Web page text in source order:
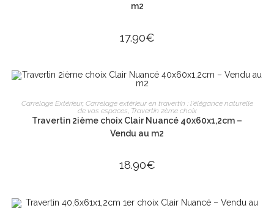
m2
17.90€
AJOUTER AU PANIER
Carrelage Extérieur, Carrelage extérieur en travertin : l'élégance naturelle
de vos espaces, Travertin 2ème choix
Travertin 2ième choix Clair Nuancé 40x60x1,2cm –
Vendu au m2
18.90€